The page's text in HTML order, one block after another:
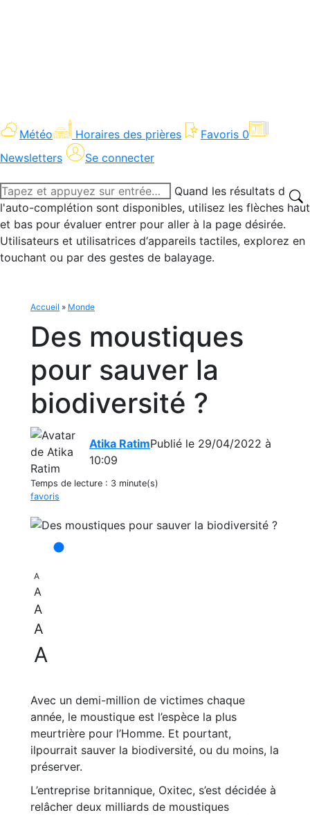
Météo Horaires des prières Favoris 0
Newsletters
Se connecter
Recherche
:
Quand les résultats de
l'auto-complétion sont disponibles, utilisez les flèches haut
et bas pour évaluer entrer pour aller à la page désirée.
Utilisateurs et utilisatrices d‘appareils tactiles, explorez en
touchant ou par des gestes de balayage.
Accueil » Monde
Des moustiques
pour sauver la
biodiversité ?
Atika RatimPublié le 29/04/2022 à
10:09
Temps de lecture : 3 minute(s)
favoris
A
A
A
A
A
Avec un demi-million de victimes chaque
année, le moustique est l’espèce la plus
meurtrière pour l’Homme. Et pourtant,
ilpourrait sauver la biodiversité, ou du moins, la
préserver.
L’entreprise britannique, Oxitec, s’est décidée à
relâcher deux milliards de moustiques